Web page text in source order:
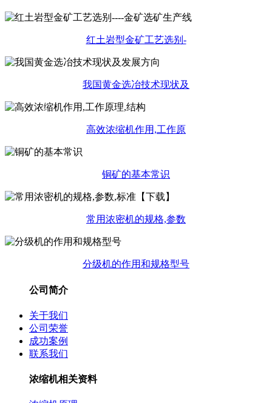
红土岩型金矿工艺选别-
我国黄金选冶技术现状及
高效浓缩机作用,工作原
铜矿的基本常识
常用浓密机的规格,参数
分级机的作用和规格型号
公司简介
关于我们
公司荣誉
成功案例
联系我们
浓缩机相关资料